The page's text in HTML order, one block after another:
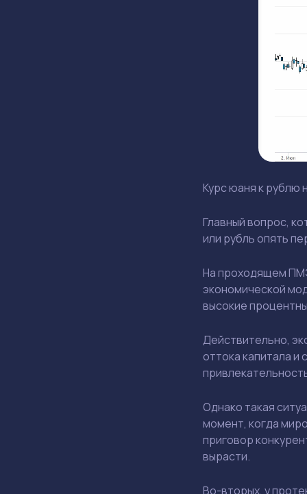
Курс юаня к рублю
Главный вопрос,
или рубль опять
На проходящем
экономической
высокие
Действительно,
оттока капитала
Однако такая
момент, когда
приговор
вырасти.
Во-вторых, у